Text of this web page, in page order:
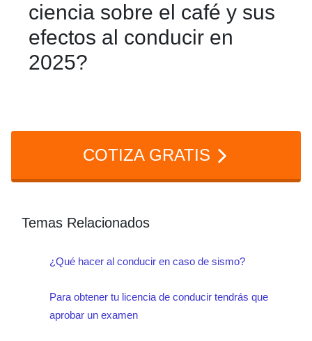
taquicardia o la ansiedad, lo cual afecta
tu seguridad al manejar.
ciencia sobre el café y sus
efectos al conducir en
2025?
pero descansar bien sigue siendo la
COTIZA GRATIS
Temas Relacionados
¿Qué hacer al conducir en caso de sismo?
Para obtener tu licencia de conducir tendrás que
aprobar un examen